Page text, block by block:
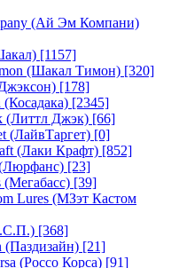
(Ай Эм Компани)
[1157]
(Шакал Тимон) [320]
[178]
[2345]
(Литтл Джэк) [66]
(ЛайвТаргет) [0]
(Лаки Крафт) [852]
[23]
(Мегабасс) [39]
Lures (МЗэт Кастом
[368]
(Паздизайн) [21]
(Россо Корса) [91]